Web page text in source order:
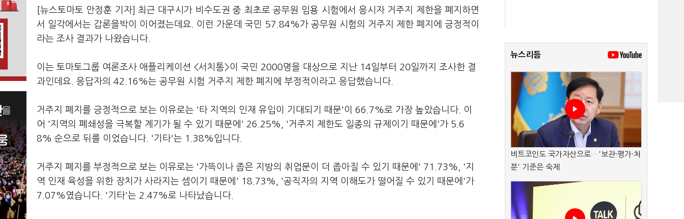
[뉴스토마토 안정훈 기자] 최근 대구시가 비수도권 중 최초로 공무원 임용 시험에서 응시자 거주지 제한을 폐지하면
서 일각에서는 갑론을박이 이어졌는데요. 이런 가운데 국민 57.84%가 공무원 시험의 거주지 제한 폐지에 긍정적이
라는 조사 결과가 나왔습니다.
이는 토마토그룹 여론조사 애플리케이션 <서치통>이 국민 2000명을 대상으로 지난 14일부터 20일까지 조사한 결
과인데요. 응답자의 42.16%는 공무원 시험 거주지 제한 폐지에 부정적이라고 응답했습니다.
거주지 폐지를 긍정적으로 보는 이유로는 '타 지역의 인재 유입이 기대되기 때문'이 66.7%로 가장 높았습니다. 이
어 '지역의 폐쇄성을 극복할 계기가 될 수 있기 때문에' 26.25%, '거주지 제한도 일종의 규제이기 때문에'가 5.6
8% 순으로 뒤를 이었습니다. '기타'는 1.38%입니다.
거주지 폐지를 부정적으로 보는 이유로는 '가뜩이나 좁은 지방의 취업문이 더 좁아질 수 있기 때문에' 71.73%, '지
역 인재 육성을 위한 장치가 사라지는 셈이기 때문에' 18.73%, '공직자의 지역 이해도가 떨어질 수 있기 때문에'가
7.07%였습니다. '기타'는 2.47%로 나타났습니다.
뉴스리듬
비트코인도 국가자산으로…'보관·평가·처
분' 기준은 숙제